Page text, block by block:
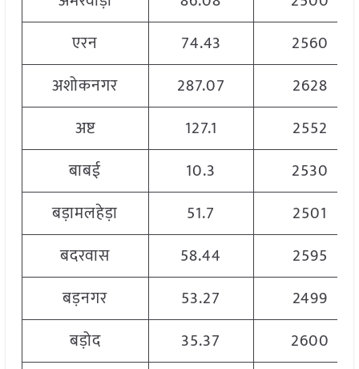
एरन
74.43
2560
अशोकनगर
287.07
2628
अष्ट
127.1
2552
बाबई
10.3
2530
बड़ामलहेड़ा
51.7
2501
बदरवास
58.44
2595
बड़नगर
53.27
2499
बड़ोद
35.37
2600